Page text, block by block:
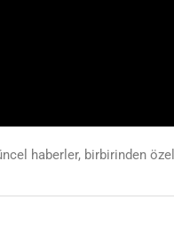
haberler, birbirinden özel